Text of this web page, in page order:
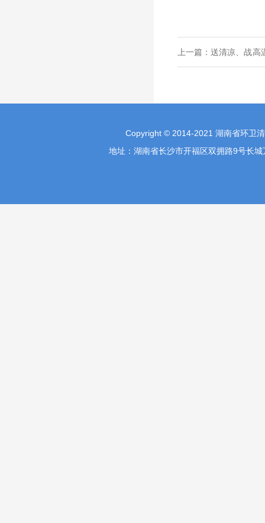
上一篇：送清凉、战高
Copyright © 2014-2021 湖南省环
地址：湖南省长沙市开福区双拥路9号